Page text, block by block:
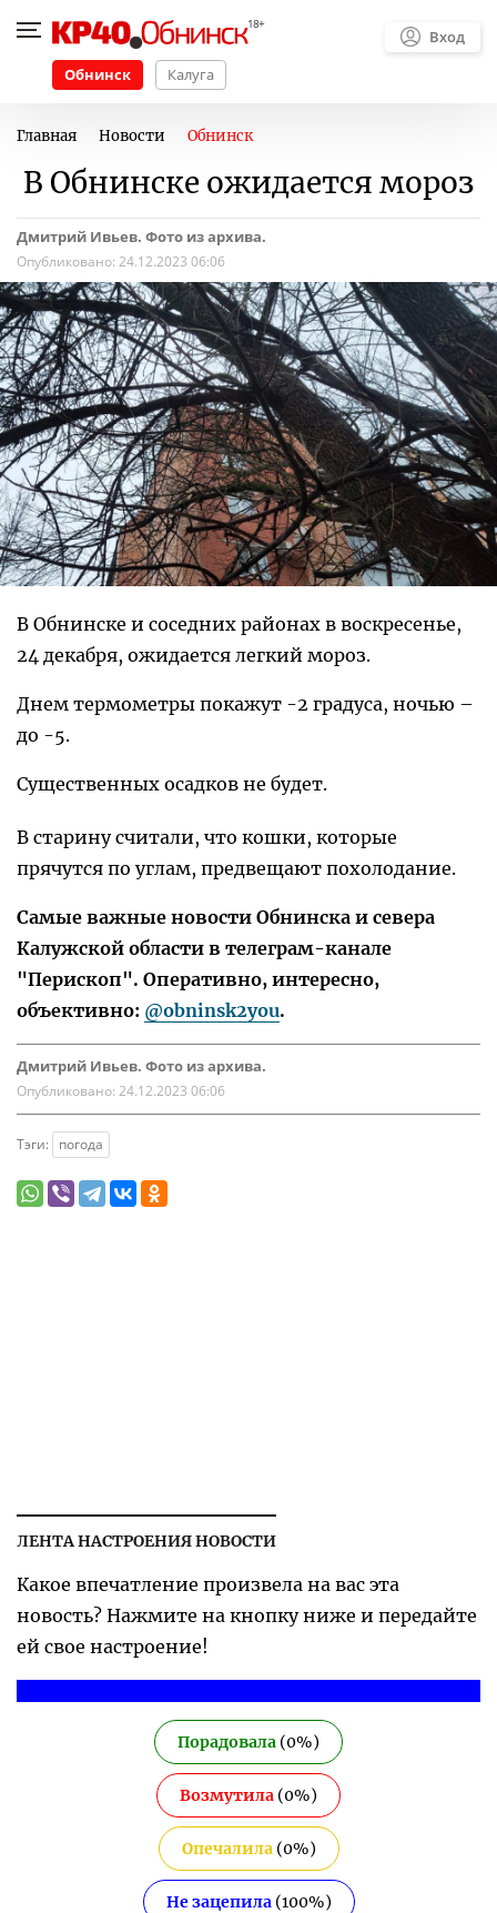
Обнинск Калуга
Вход
Главная Новости Обнинск
В Обнинске ожидается мороз
Дмитрий Ивьев. Фото из архива.
Опубликовано: 24.12.2023 06:06
В Обнинске и соседних районах в воскресенье,
24 декабря, ожидается легкий мороз.
Днем термометры покажут -2 градуса, ночью –
до -5.
Существенных осадков не будет.
В старину считали, что кошки, которые
прячутся по углам, предвещают похолодание.
Самые важные новости Обнинска и севера
Калужской области в телеграм-канале
"Перископ". Оперативно, интересно,
объективно: @obninsk2you.
Дмитрий Ивьев. Фото из архива.
Опубликовано: 24.12.2023 06:06
Тэги: погода
ЛЕНТА НАСТРОЕНИЯ НОВОСТИ
Какое впечатление произвела на вас эта
новость? Нажмите на кнопку ниже и передайте
ей свое настроение!
Порадовала (0%)
Возмутила (0%)
Опечалила(0%)
Не зацепила(100%)